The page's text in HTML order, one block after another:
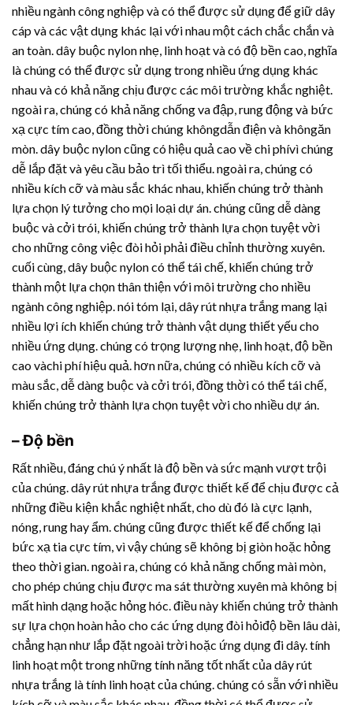
nhiều ngành công nghiệp và có thể được sử dụng để giữ dây
cáp và các vật dụng khác lại với nhau một cách chắc chắn và
an toàn. dây buộc nylon nhẹ, linh hoạt và có độ bền cao, nghĩa
là chúng có thể được sử dụng trong nhiều ứng dụng khác
nhau và có khả năng chịu được các môi trường khắc nghiệt.
ngoài ra, chúng có khả năng chống va đập, rung động và bức
xạ cực tím cao, đồng thời chúng khôngdẫn điện và khôngăn
mòn. dây buộc nylon cũng có hiệu quả cao về chi phívì chúng
dễ lắp đặt và yêu cầu bảo trì tối thiểu. ngoài ra, chúng có
nhiều kích cỡ và màu sắc khác nhau, khiến chúng trở thành
lựa chọn lý tưởng cho mọi loại dự án. chúng cũng dễ dàng
buộc và cởi trói, khiến chúng trở thành lựa chọn tuyệt vời
cho những công việc đòi hỏi phải điều chỉnh thường xuyên.
cuối cùng, dây buộc nylon có thể tái chế, khiến chúng trở
thành một lựa chọn thân thiện với môi trường cho nhiều
ngành công nghiệp. nói tóm lại,dây rút nhựatrắng mang lại
nhiều lợi ích khiến chúng trở thành vật dụng thiết yếu cho
nhiều ứng dụng. chúng có trọng lượng nhẹ, linh hoạt, độ bền
cao vàchi phí hiệu quả. hơn nữa, chúng có nhiều kích cỡ và
màu sắc, dễ dàng buộc và cởi trói, đồng thời có thể tái chế,
khiến chúng trở thành lựa chọn tuyệt vời cho nhiều dự án.
– Độ bền
Rất nhiều, đáng chú ý nhất là độ bền và sức mạnh vượt trội
của chúng. dây rút nhựatrắng được thiết kế để chịu được cả
những điều kiện khắc nghiệt nhất, cho dù đó là cực lạnh,
nóng, rung hay ẩm. chúng cũng được thiết kế để chống lại
bức xạ tia cực tím, vì vậy chúng sẽ không bị giòn hoặc hỏng
theo thời gian. ngoài ra, chúng có khả năng chống mài mòn,
cho phép chúng chịu được ma sát thường xuyên mà không bị
mất hình dạng hoặc hỏng hóc. điều này khiến chúng trở thành
sự lựa chọn hoàn hảo cho các ứng dụng đòi hỏiđộ bền lâu dài,
chẳng hạn như lắp đặt ngoài trời hoặc ứng dụng đi dây. tính
linh hoạt một trong những tính năng tốt nhất củadây rút
nhựatrắng là tính linh hoạt của chúng. chúng có sẵn với nhiều